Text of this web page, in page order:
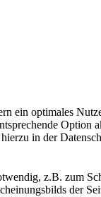
finden Sie
der Hunde
ein optimales
Option
in der
z.B. zum
der